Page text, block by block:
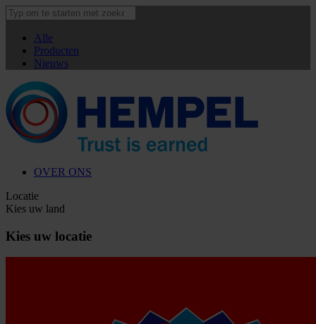
Alle
Producten
Nieuws
OVER ONS
Locatie
Kies uw land
Kies uw locatie